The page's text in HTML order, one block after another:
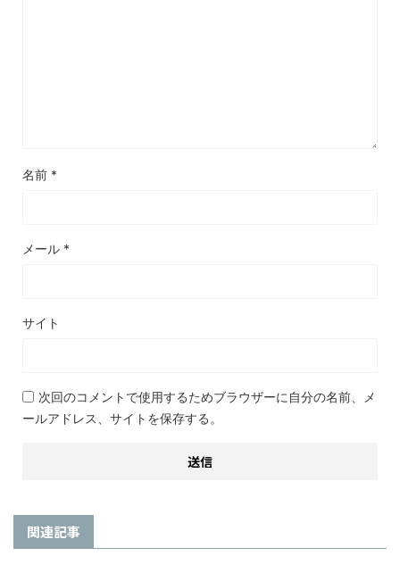
名前 *
メール *
サイト
次回のコメントで使用するためブラウザーに自分の名前、メ
ールアドレス、サイトを保存する。
関連記事